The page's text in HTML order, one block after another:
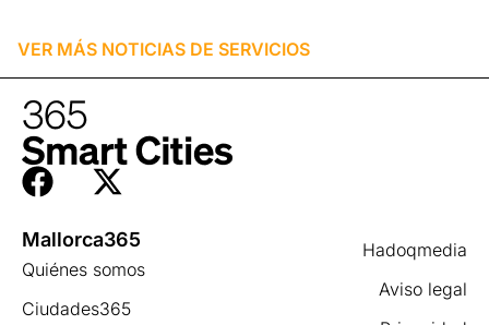
VER MÁS NOTICIAS DE SERVICIOS
Hadoqmedia
Aviso legal
Mallorca365
Quiénes somos
Ciudades365